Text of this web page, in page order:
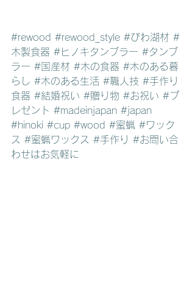
#rewood #rewood_style #びわ湖材 #
木製食器 #ヒノキタンブラー #タンブ
ラー #国産材 #木の食器 #木のある暮
らし #木のある生活 #職人技 #手作り
食器 #結婚祝い #贈り物 #お祝い #プ
レゼント #madeinjapan #japan
#hinoki #cup #wood #蜜蝋 #ワック
ス
#蜜蝋ワックス #手作り #お問い合
わせはお気軽に